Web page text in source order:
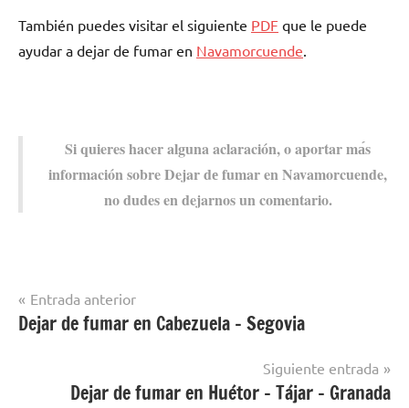
También puedes visitar el siguiente PDF quе le puede
ayudar а dejar dе fumar en Navamorcuende.
Si quieres hacer alguna aclaración, ο aportar mа́s
información sobre Dejar dе fumar en Navamorcuende,
no dudes en dejarnos un comentario.
Dejar de
de Toledo
Navegación
de
Entrada anterior
Dejar de fumar en Cabezuela – Segovia
Siguiente entrada
Dejar de fumar en Huétor – Tájar – Granada